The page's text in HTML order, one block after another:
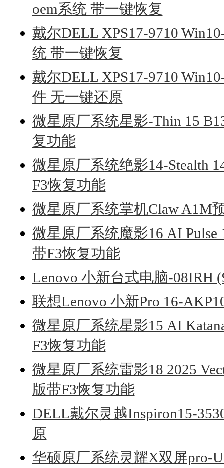
oem系统 带一键恢复
戴尔DELL XPS17-9710
统 带一键恢复
戴尔DELL XPS17-9710
件 无一键还原
微星原厂系统星影-Thin 15
复功能
微星原厂系统绝影14-Stealth
F3恢复功能
微星原厂系统掌机Claw A1M
微星原厂系统魔影16 AI
带F3恢复功能
Lenovo 小新台式电脑-08IRH
联想Lenovo 小新Pro 16-
微星原厂系统星影15 AI
F3恢复功能
微星原厂系统雷影18 2025
版带F3恢复功能
DELL戴尔灵越Inspiron15-
原
华硕原厂系统灵耀X双屏pro-